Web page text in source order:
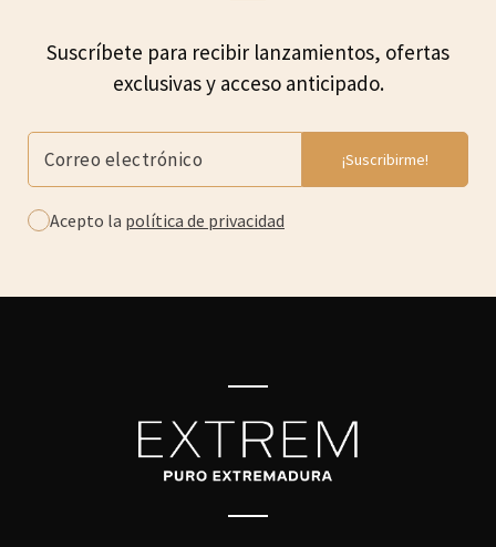
Suscríbete para recibir lanzamientos, ofertas
exclusivas y acceso anticipado.
Acepto la política de privacidad